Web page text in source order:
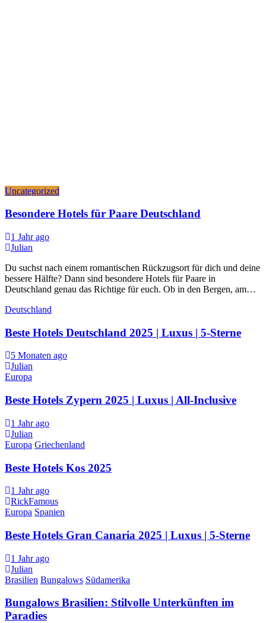
Uncategorized
Besondere Hotels für Paare Deutschland
1 Jahr ago
Julian
Du suchst nach einem romantischen Rückzugsort für dich und deine
bessere Hälfte? Dann sind besondere Hotels für Paare in
Deutschland genau das Richtige für euch. Ob in den Bergen, am…
Deutschland
Beste Hotels Deutschland 2025 | Luxus | 5-Sterne
5 Monaten ago
Julian
Europa
Beste Hotels Zypern 2025 | Luxus | All-Inclusive
1 Jahr ago
Julian
Europa Griechenland
Beste Hotels Kos 2025
1 Jahr ago
RickFamous
Europa Spanien
Beste Hotels Gran Canaria 2025 | Luxus | 5-Sterne
1 Jahr ago
Julian
Brasilien Bungalows Südamerika
Bungalows Brasilien: Stilvolle Unterkünften im
Paradies